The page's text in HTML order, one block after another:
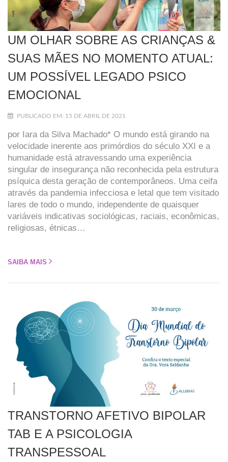
UM OLHAR SOBRE AS CRIANÇAS &
SUAS MÃES NO MOMENTO ATUAL:
UM POSSÍVEL LEGADO PSICO
EMOCIONAL
PUBLICADO EM: 15 DE ABRIL DE 2021
por Iara da Silva Machado* O mundo está girando na
velocidade inerente aos primórdios do século XXI e a
humanidade está atravessando uma experiência
singular de insegurança não reconhecida pela estrutura
psíquica desta geração de contemporâneos. Uma ceifa
através da pandemia infecciosa e letal que tem visitado
lares de todo o mundo, independente de quaisquer
variáveis indicativas sociológicas, raciais, econômicas,
religiosas, étnicas…
SAIBA MAIS
TRANSTORNO AFETIVO BIPOLAR
TAB E A PSICOLOGIA
TRANSPESSOAL